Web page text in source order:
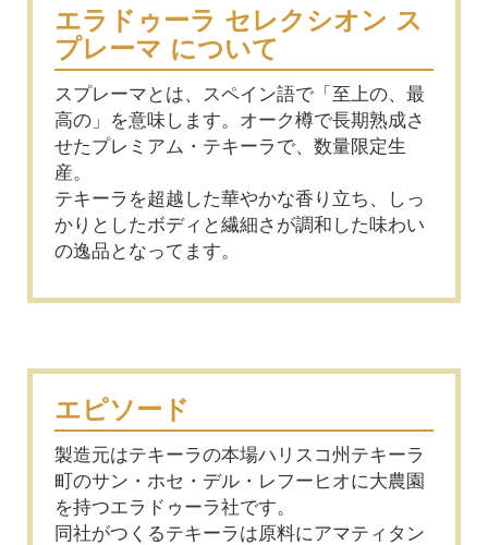
エラドゥーラ セレクシオン ス
プレーマ について
スプレーマとは、スペイン語で「至上の、最
高の」を意味します。オーク樽で長期熟成さ
せたプレミアム・テキーラで、数量限定生
産。
テキーラを超越した華やかな香り立ち、しっ
かりとしたボディと繊細さが調和した味わい
の逸品となってます。
エピソード
製造元はテキーラの本場ハリスコ州テキーラ
町のサン・ホセ・デル・レフーヒオに大農園
を持つエラドゥーラ社です。
同社がつくるテキーラは原料にアマティタン